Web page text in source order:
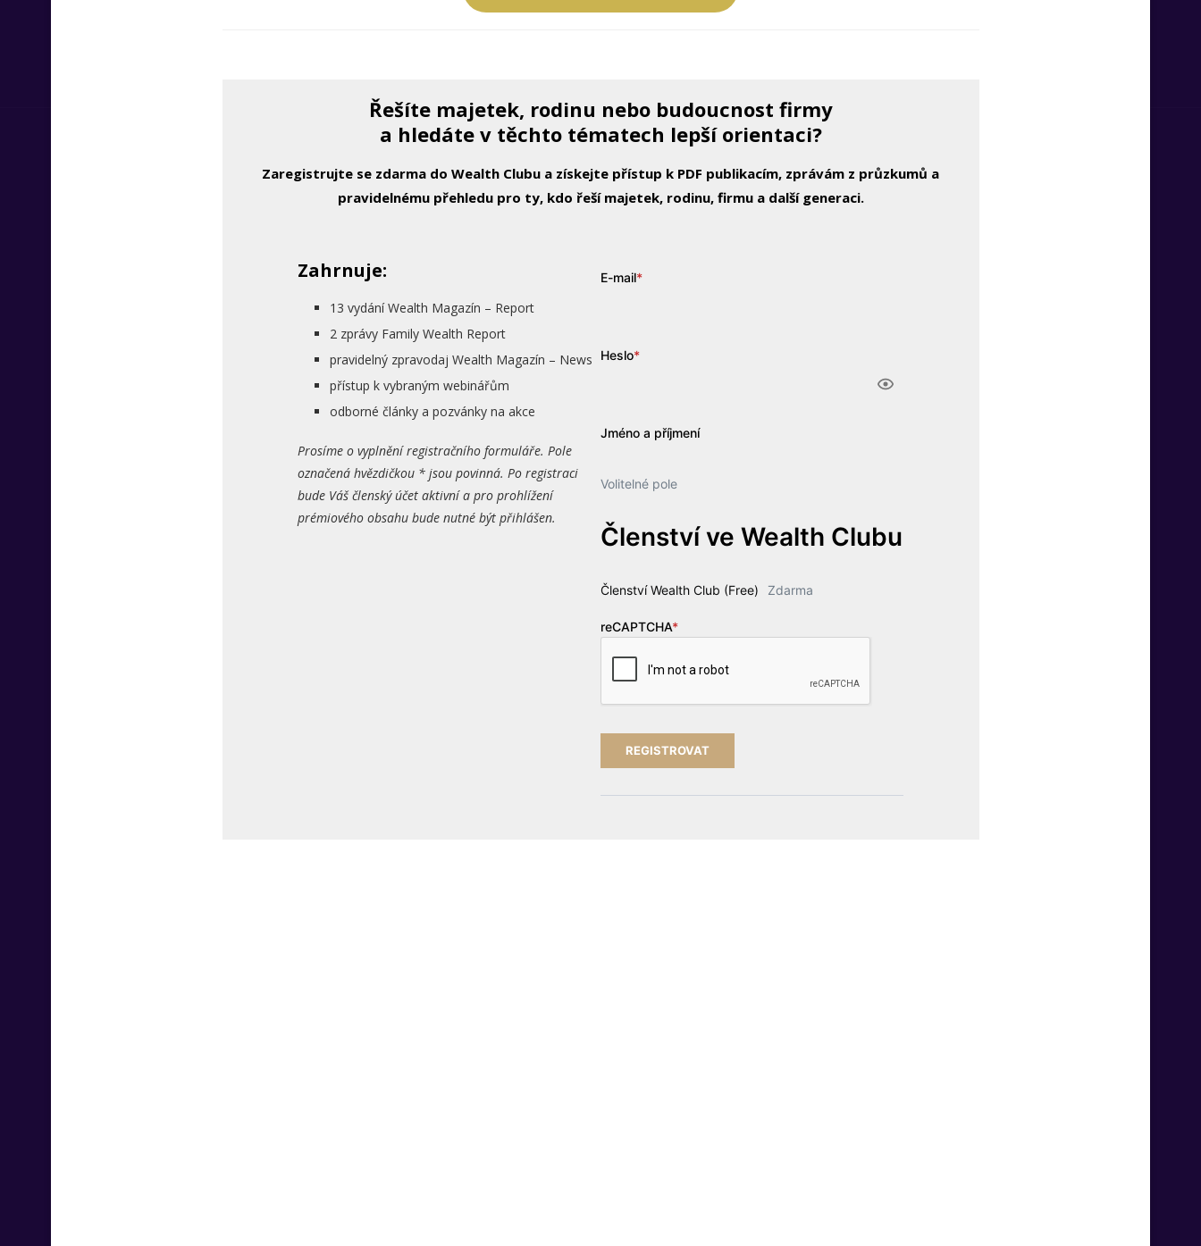
Řešíte majetek, rodinu nebo budoucnost firmy
a hledáte v těchto tématech lepší orientaci?
Zaregistrujte se zdarma do Wealth Clubu a získejte přístup k PDF publikacím, zprávám z průzkumů a
pravidelnému přehledu pro ty, kdo řeší majetek, rodinu, firmu a další generaci.
Zahrnuje:
13 vydání Wealth Magazín – Report
2 zprávy Family Wealth Report
pravidelný zpravodaj Wealth Magazín – News
přístup k vybraným webinářům
odborné články a pozvánky na akce
Prosíme o vyplnění registračního formuláře. Pole
označená hvězdičkou * jsou povinná. Po registraci
bude Váš členský účet aktivní a pro prohlížení
prémiového obsahu bude nutné být přihlášen.
E-mail*
Heslo*
Jméno a příjmení
Volitelné pole
Členství ve Wealth Clubu
Členství Wealth Club (Free) Zdarma
reCAPTCHA*